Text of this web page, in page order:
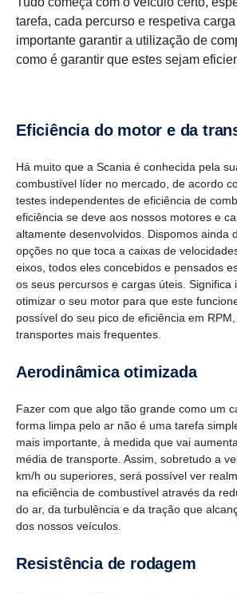
tarefa, cada percurso e respetiva
importante garantir a utilização de
como é garantir que estes sejam
Efici­ência do motor e da
Há muito que a Scania é conhecida pela
combustível líder no mercado, de acordo
testes independentes de eficiência de
eficiência se deve aos nossos motores e
altamente desenvolvidos. Dispomos ainda
opções no que toca a caixas de
eixos, todos eles concebidos e pensados
os seus percursos e cargas úteis. Significa
otimizar o seu motor para que este
possível do seu pico de eficiência em
transportes mais frequentes.
Aerodi­nâ­mica otimi­zada
Fazer com que algo tão grande como um
forma limpa pelo ar não é uma tarefa
mais importante, à medida que vai
média de transporte. Assim, sobretudo a
km/h ou superiores, será possível ver
na eficiência de combustível através da
do ar, da turbulência e da tração que
dos nossos veículos.
Resis­tência de rodagem